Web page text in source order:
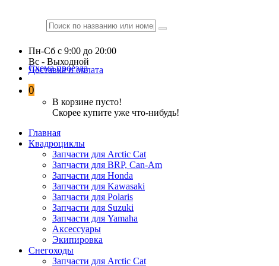
Пн-Сб c 9:00 до 20:00
Вc - Выходной
Схема проезда
Доставка и оплата
0
В корзине пусто!
Скорее купите уже что-нибудь!
Главная
Квадроциклы
Запчасти для Arctic Cat
Запчасти для BRP, Can-Am
Запчасти для Honda
Запчасти для Kawasaki
Запчасти для Polaris
Запчасти для Suzuki
Запчасти для Yamaha
Аксессуары
Экипировка
Снегоходы
Запчасти для Arctic Cat